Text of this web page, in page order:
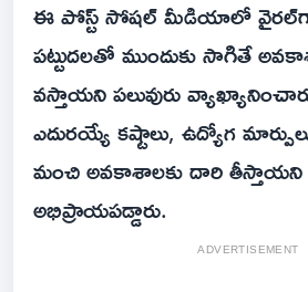
ఈ పోస్ట్‌ సోషల్‌ మీడియాలో
పట్టుదలతో ముందుకు సాగితే
వస్తాయని పలువురు
ఎదురయ్యే కష్టాలు, ఉద్యోగ
మంచి అవకాశాలకు దారి తీస్తాయని
అభిప్రాయపడ్డారు.
ADVERTISEMENT